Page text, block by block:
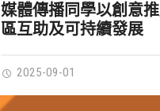
媒體傳播同學以創意
區互助及可持續發展
2025-09-01